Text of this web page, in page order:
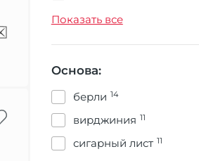
кукуруза
Показать все
Основа:
берли 14
вирджиния 11
сигарный лист 11